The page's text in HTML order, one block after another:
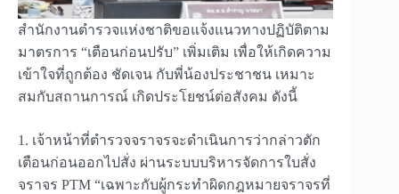
สำนักงานตำรวจแห่งชาติขอแจ้งแนวทางปฏิบัติตาม
มาตรการ “เตือนก่อนปรับ” เพิ่มเติม เพื่อให้เกิดความ
เข้าใจที่ถูกต้อง ชัดเจน กับพี่น้องประชาชน เหมาะ
สมกับสถานการณ์ เกิดประโยชน์ต่อสังคม ดังนี้
1. เจ้าหน้าที่ตำรวจจราจรจะดำเนินการว่ากล่าวตัก
เตือนก่อนออกไปสั่ง ผ่านระบบบริหารจัดการใบสั่ง
จราจร PTM “เฉพาะกับผู้กระทำผิดกฎหมายจราจรที่